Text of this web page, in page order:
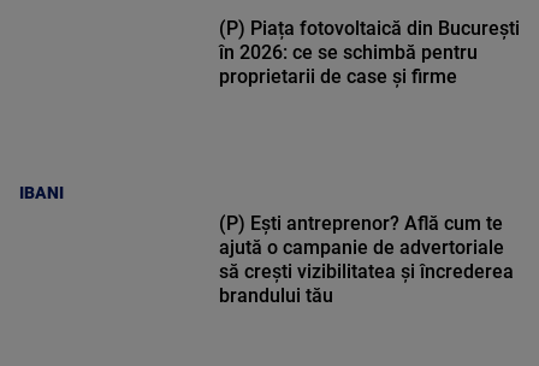
IBANI
(P) Piața fotovoltaică din București
în 2026: ce se schimbă pentru
proprietarii de case și firme
(P) Ești antreprenor? Află cum te
ajută o campanie de advertoriale
să crești vizibilitatea și încrederea
brandului tău